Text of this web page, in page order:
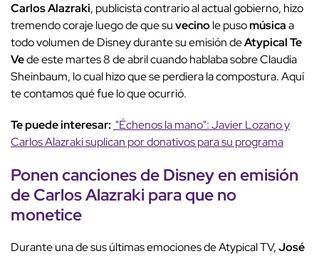
Carlos Alazraki, publicista contrario al actual gobierno, hizo
tremendo coraje luego de que suvecinole pusomúsicaa
todo volumen de Disney durante su emisión deAtypical Te
Vede este martes 8 de abril cuando hablaba sobre Claudia
Sheinbaum, lo cual hizo que se perdiera la compostura. Aquí
te contamos qué fue lo que ocurrió.
Te puede interesar: "Échenos la mano": Javier Lozano y
Carlos Alazraki suplican por donativos para su programa
Ponen canciones de Disney en emisión
de Carlos Alazraki para que no
monetice
Durante una de sus últimas emociones de Atypical TV,José